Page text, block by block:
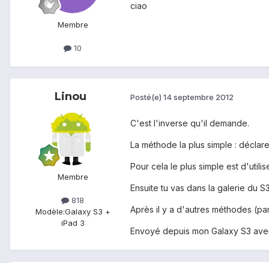
Membre
10
ciao
Linou
Membre
818
Modèle:Galaxy S3 +
iPad 3
Posté(e) 14 septembre 2012
C'est l'inverse qu'il demande.
La méthode la plus simple :
Pour cela le plus simple est
Ensuite tu vas dans la galerie du
Après il y a d'autres méthodes
Envoyé depuis mon Galaxy S3